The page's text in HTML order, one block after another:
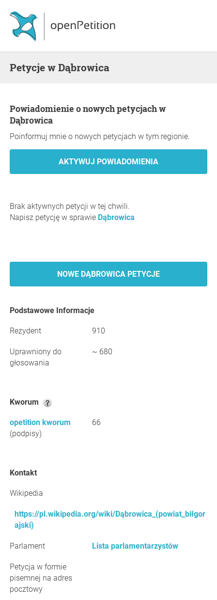
Petycje w Dąbrowica
Powiadomienie o nowych petycjach w
Dąbrowica
Poinformuj mnie o nowych petycjach w tym regionie.
Brak aktywnych petycji w tej chwili.
Napisz petycję w sprawie Dąbrowica
NOWE DĄBROWICA PETYCJE
Podstawowe Informacje
Rezydent 910
Uprawniony do
głosowania
~ 680
Kworum
opetition kworum
(podpisy)
66
Kontakt
Wikipedia
https://pl.wikipedia.org/wiki/Dąbrowica_(powiat_biłgor
ajski)
Parlament Lista parlamentarzystów
Petycja w formie
pisemnej na adres
pocztowy